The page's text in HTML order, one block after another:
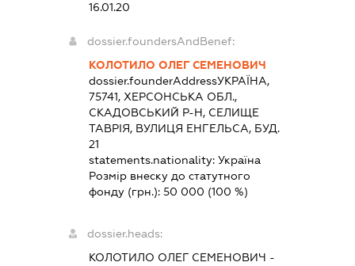
16.01.20
dossier.foundersAndBenef:
КОЛОТИЛО ОЛЕГ СЕМЕНОВИЧ
dossier.founderAddressУКРАЇНА,
75741, ХЕРСОНСЬКА ОБЛ.,
СКАДОВСЬКИЙ Р-Н, СЕЛИЩЕ
ТАВРІЯ, ВУЛИЦЯ ЕНГЕЛЬСА, БУД.
21
statements.nationality:Україна
Розмір внеску до статутного
фонду (грн.):50 000 (100 %)
dossier.heads:
КОЛОТИЛО ОЛЕГ СЕМЕНОВИЧ -